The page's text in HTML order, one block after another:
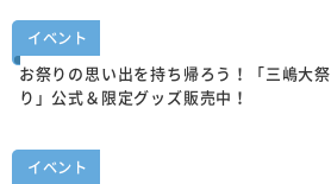
イベント
お祭りの思い出を持ち帰ろう！「三嶋大祭
り」公式＆限定グッズ販売中！
イベント